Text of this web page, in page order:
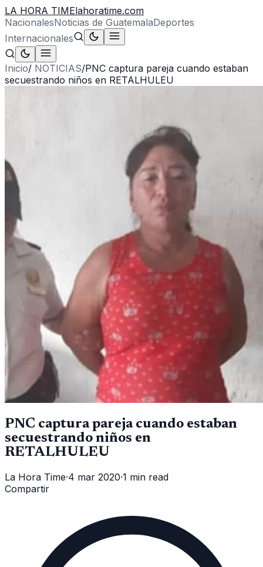
LA HORA TIMElahoratime.com
NacionalesNoticias de GuatemalaDeportes
Internacionales
Inicio/ NOTICIAS/PNC captura pareja cuando estaban
secuestrando niños en RETALHULEU
PNC captura pareja cuando estaban
secuestrando niños en
RETALHULEU
La Hora Time·4 mar 2020·1 min read
Compartir